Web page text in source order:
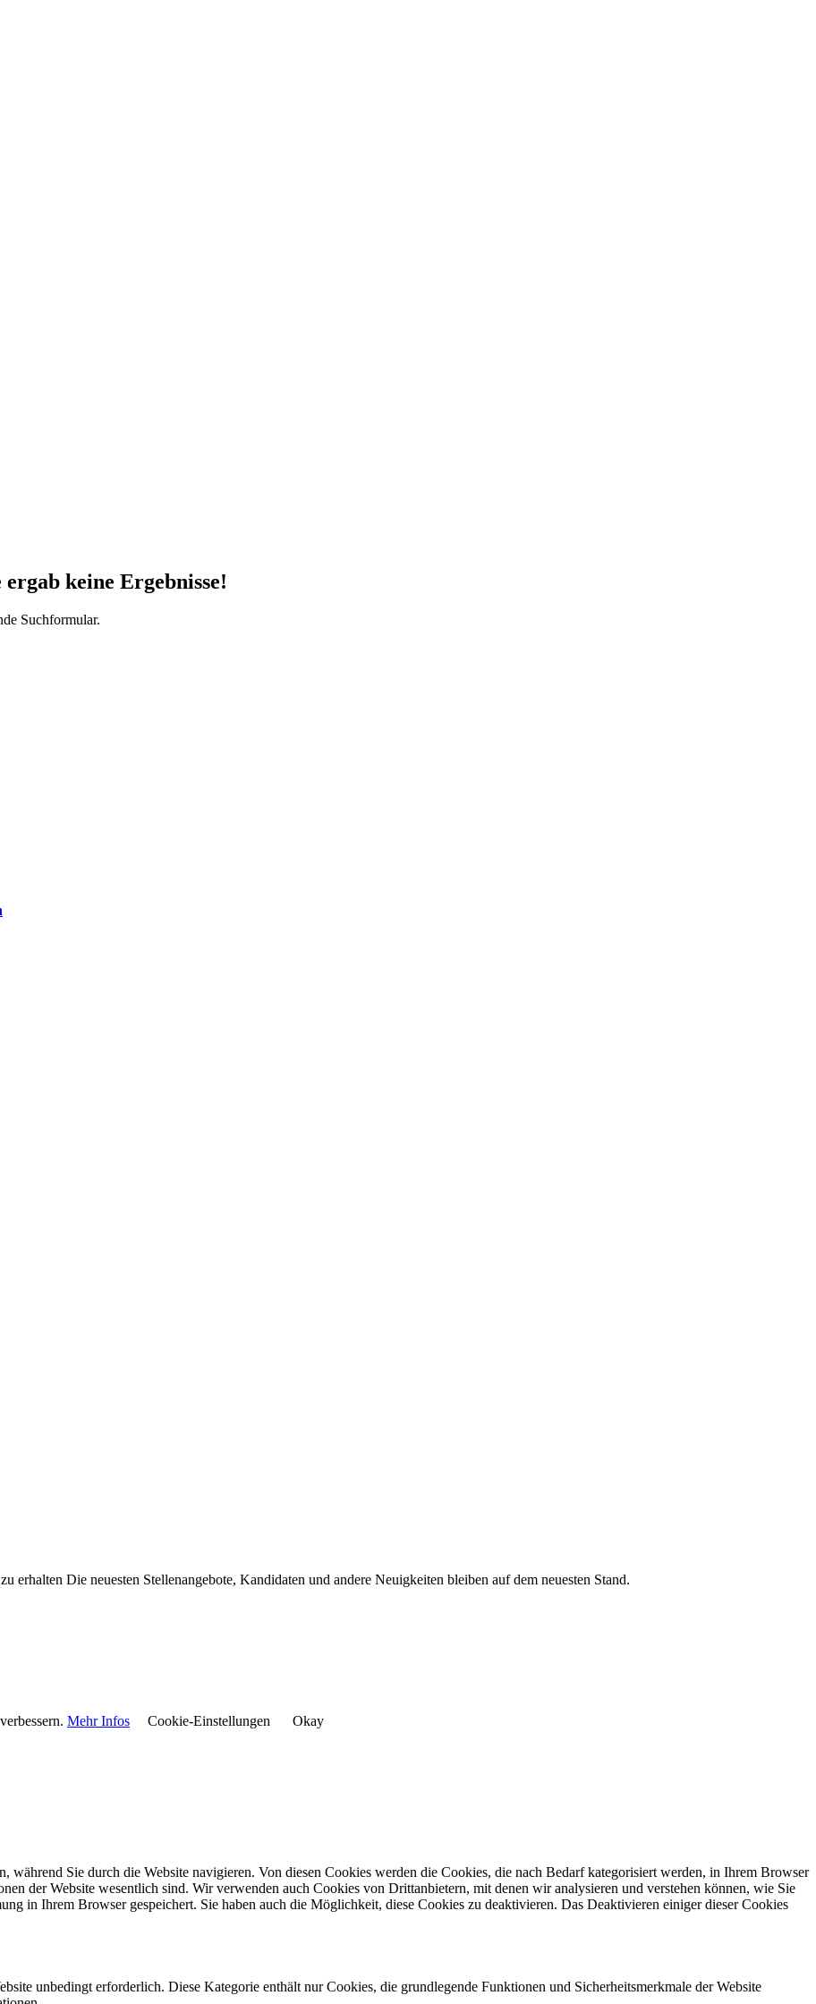
keine Ergebnisse!
Suchformular.
Die neuesten Stellenangebote, Kandidaten und andere Neuigkeiten bleiben auf dem neuesten Stand.
Mehr Infos Cookie-Einstellungen Okay
während Sie durch die Website navigieren. Von diesen Cookies werden die Cookies, die nach Bedarf kategorisiert werden, in Ihrem Browser
der Website wesentlich sind. Wir verwenden auch Cookies von Drittanbietern, mit denen wir analysieren und verstehen können, wie Sie
in Ihrem Browser gespeichert. Sie haben auch die Möglichkeit, diese Cookies zu deaktivieren. Das Deaktivieren einiger dieser Cookies
unbedingt erforderlich. Diese Kategorie enthält nur Cookies, die grundlegende Funktionen und Sicherheitsmerkmale der Website